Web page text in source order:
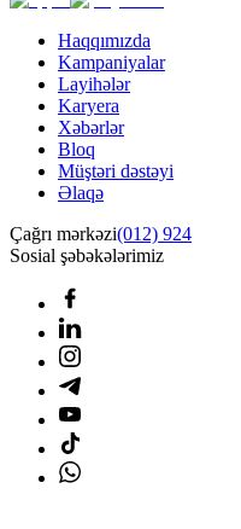
Haqqımızda
Kampaniyalar
Layihələr
Karyera
Xəbərlər
Bloq
Müştəri dəstəyi
Əlaqə
Çağrı mərkəzi(012) 924
Sosial şəbəkələrimiz